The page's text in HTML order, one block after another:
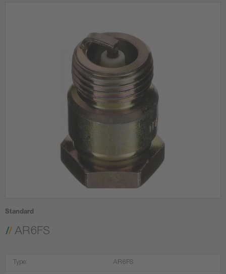
Standard
AR6FS
Type: AR6FS